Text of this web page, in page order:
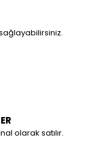
olarak satılır.